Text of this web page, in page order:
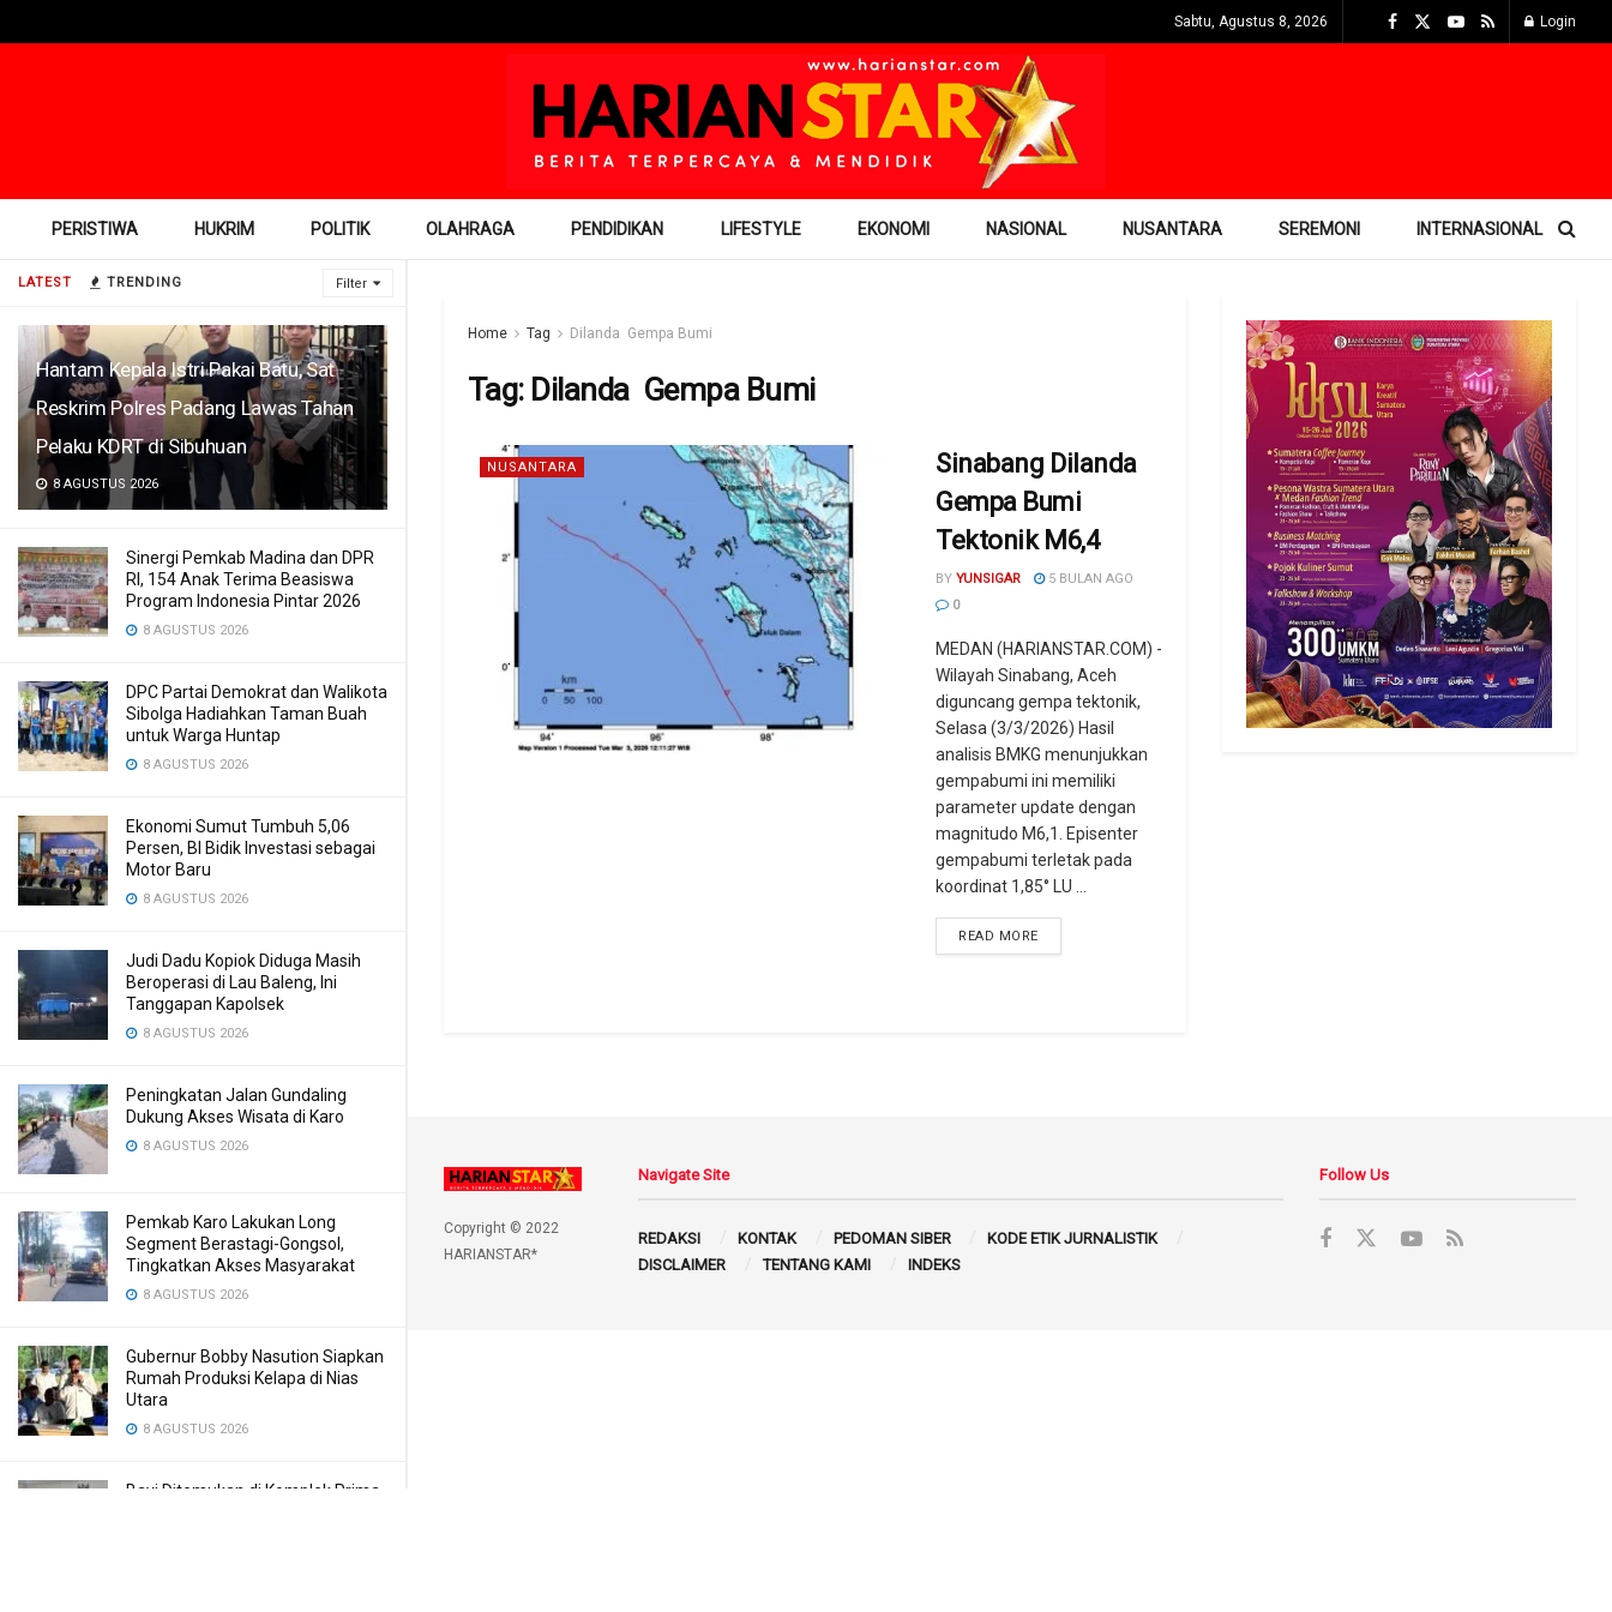
LATEST TRENDING Filter
Hantam Kepala Istri Pakai Batu, Sat
Reskrim Polres Padang Lawas Tahan
Pelaku KDRT di Sibuhuan
8 AGUSTUS 2026
Sinergi Pemkab Madina dan DPR
RI, 154 Anak Terima Beasiswa
Program Indonesia Pintar 2026
8 AGUSTUS 2026
DPC Partai Demokrat dan Walikota
Sibolga Hadiahkan Taman Buah
untuk Warga Huntap
8 AGUSTUS 2026
Ekonomi Sumut Tumbuh 5,06
Persen, BI Bidik Investasi sebagai
Motor Baru
8 AGUSTUS 2026
Judi Dadu Kopiok Diduga Masih
Beroperasi di Lau Baleng, Ini
Tanggapan Kapolsek
8 AGUSTUS 2026
Peningkatan Jalan Gundaling
Dukung Akses Wisata di Karo
8 AGUSTUS 2026
Pemkab Karo Lakukan Long
Segment Berastagi-Gongsol,
Tingkatkan Akses Masyarakat
8 AGUSTUS 2026
Gubernur Bobby Nasution Siapkan
Rumah Produksi Kelapa di Nias
Utara
8 AGUSTUS 2026
Bayi Ditemukan di Komplek Prima
Sabtu, Agustus 8, 2026 Login
PERISTIWA HUKRIM POLITIK OLAHRAGA PENDIDIKAN LIFESTYLE EKONOMI NASIONAL NUSANTARA SEREMONI INTERNASIONAL
Home Tag Dilanda Gempa Bumi
Tag: Dilanda Gempa Bumi
NUSANTARA
Sinabang Dilanda
Gempa Bumi
Tektonik M6,4
BY YUNSIGAR
5 BULAN AGO
0
MEDAN (HARIANSTAR.COM) -
Wilayah Sinabang, Aceh
diguncang gempa tektonik,
Selasa (3/3/2026) Hasil
analisis BMKG menunjukkan
gempabumi ini memiliki
parameter update dengan
magnitudo M6,1. Episenter
gempabumi terletak pada
koordinat 1,85° LU ...
READ MORE
Copyright © 2022
HARIANSTAR*
Navigate Site
REDAKSI KONTAK PEDOMAN SIBER
KODE ETIK JURNALISTIK
DISCLAIMER
TENTANG KAMI INDEKS
Follow Us